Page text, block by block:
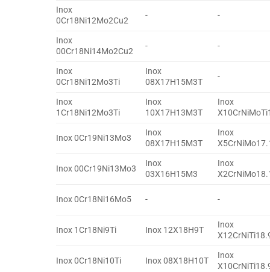
Inox
0Cr18Ni12Mo2Cu2
- -
Inox
00Cr18Ni14Mo2Cu2
- -
Inox
0Cr18Ni12Mo3Ti
Inox
08X17H15M3T
-
Inox
1Cr18Ni12Mo3Ti
Inox
10X17H13M3T
Inox
Inox 0Cr19Ni13Mo3
Inox
08X17H15M3T
Inox
Inox 00Cr19Ni13Mo3
Inox
03X16H15M3
Inox
Inox 0Cr18Ni16Mo5 - -
Inox 1Cr18Ni9Ti Inox 12X18H9T
Inox
Inox 0Cr18Ni10Ti Inox 08X18H10T
Inox